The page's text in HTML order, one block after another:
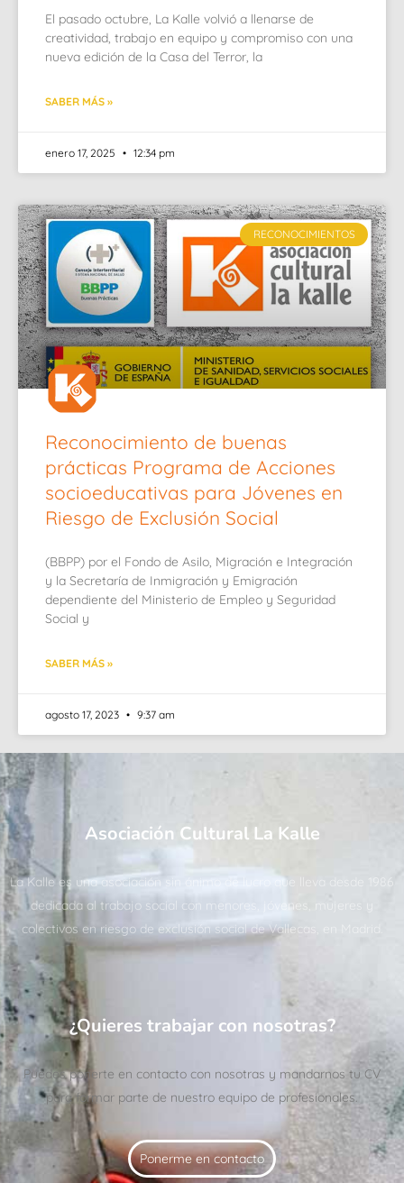
El pasado octubre, La Kalle volvió a llenarse de
creatividad, trabajo en equipo y compromiso con una
nueva edición de la Casa del Terror, la
SABER MÁS »
enero 17, 2025 12:34 pm
RECONOCIMIENTOS
Reconocimiento de buenas
prácticas Programa de Acciones
socioeducativas para Jóvenes en
Riesgo de Exclusión Social
(BBPP) por el Fondo de Asilo, Migración e Integración
y la Secretaría de Inmigración y Emigración
dependiente del Ministerio de Empleo y Seguridad
Social y
SABER MÁS »
agosto 17, 2023 9:37 am
Asociación Cultural La Kalle
La Kalle es una asociación sin ánimo de lucro que lleva desde 1986
dedicada al trabajo social con menores, jóvenes, mujeres y
colectivos en riesgo de exclusión social de Vallecas, en Madrid.
¿Quieres trabajar con nosotras?
Puedes ponerte en contacto con nosotras y mandarnos tu CV
para formar parte de nuestro equipo de profesionales.
Ponerme en contacto